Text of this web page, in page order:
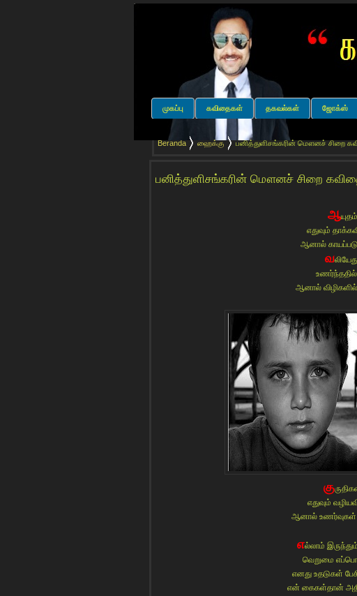
முகப்பு கவிதைகள் தகவல்கள் ஜோக்ஸ்
Beranda ஹைக்கு பனித்துளிசங்கரின் மௌனச் சிறை
பனித்துளிசங்கரின் மௌனச் சிறை
ஆயுதம்
எதுவும்
ஆனால்
வ
ஆனால்
கு
எதுவும்
ஆனால் உணர்வுகள்
எல்லாம்
வெறுமை
எனது உதடுகள்
என் கைகள்தான்